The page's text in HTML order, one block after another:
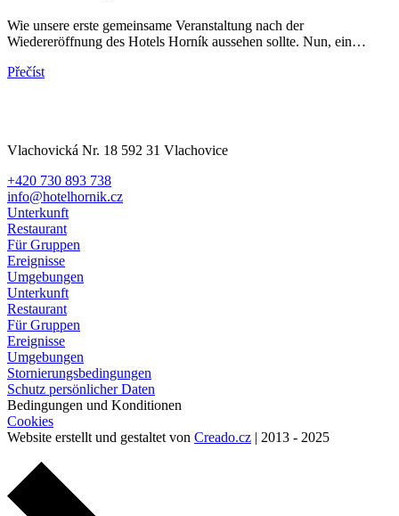
Wie unsere erste gemeinsame Veranstaltung nach der
Wiedereröffnung des Hotels Horník aussehen sollte. Nun, ein…
Přečíst
Vlachovická Nr. 18 592 31 Vlachovice
+420 730 893 738
info@hotelhornik.cz
Unterkunft
Restaurant
Für Gruppen
Ereignisse
Umgebungen
Unterkunft
Restaurant
Für Gruppen
Ereignisse
Umgebungen
Stornierungsbedingungen
Schutz persönlicher Daten
Bedingungen und Konditionen
Cookies
Website erstellt und gestaltet von Creado.cz | 2013 - 2025